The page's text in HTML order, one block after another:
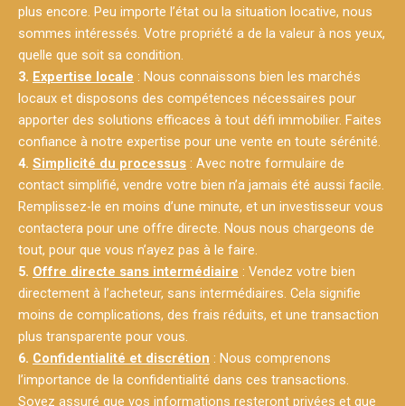
plus encore. Peu importe l’état ou la situation locative, nous
sommes intéressés. Votre propriété a de la valeur à nos yeux,
quelle que soit sa condition.
3. Expertise locale : Nous connaissons bien les marchés
locaux et disposons des compétences nécessaires pour
apporter des solutions efficaces à tout défi immobilier. Faites
confiance à notre expertise pour une vente en toute sérénité.
4. Simplicité du processus : Avec notre formulaire de
contact simplifié, vendre votre bien n’a jamais été aussi facile.
Remplissez-le en moins d’une minute, et un investisseur vous
contactera pour une offre directe. Nous nous chargeons de
tout, pour que vous n’ayez pas à le faire.
5. Offre directe sans intermédiaire : Vendez votre bien
directement à l’acheteur, sans intermédiaires. Cela signifie
moins de complications, des frais réduits, et une transaction
plus transparente pour vous.
6. Confidentialité et discrétion : Nous comprenons
l’importance de la confidentialité dans ces transactions.
Soyez assuré que vos informations resteront privées et que